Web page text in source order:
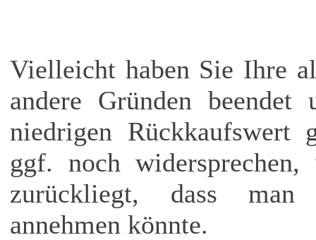
Vielleicht haben Sie Ihre
andere Gründen
niedrigen Rückkaufswert
ggf. noch
zurückliegt, dass man
annehmen könnte.